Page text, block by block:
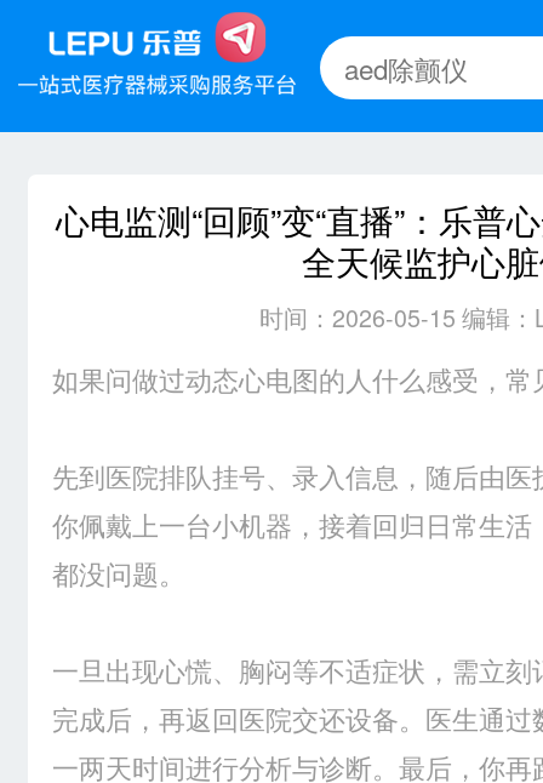
心电监测“回顾”变“直播”：乐普
全天候监护心
时间：2026-05-15 编辑：
如果问做过动态心电图的人什么感受，
先到医院排队挂号、录入信息，随后由
你佩戴上一台小机器，接着回归日常生
都没问题。
一旦出现心慌、胸闷等不适症状，需立
完成后，再返回医院交还设备。医生通
一两天时间进行分析与诊断。最后，你